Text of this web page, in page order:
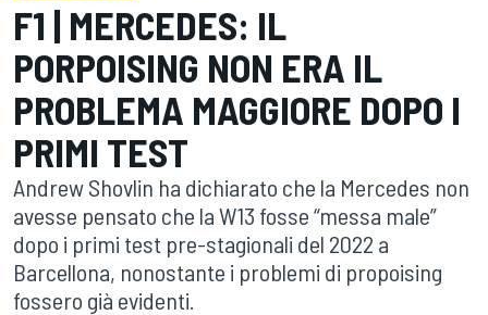
F1 | MERCEDES: IL
PORPOISING NON ERA IL
PROBLEMA MAGGIORE DOPO I
PRIMI TEST
Andrew Shovlin ha dichiarato che la Mercedes non
avesse pensato che la W13 fosse “messa male”
dopo i primi test pre-stagionali del 2022 a
Barcellona, nonostante i problemi di propoising
fossero già evidenti.